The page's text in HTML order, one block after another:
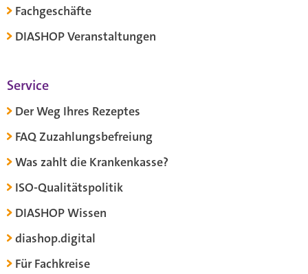
Fachgeschäfte
DIASHOP Veranstaltungen
Service
Der Weg Ihres Rezeptes
FAQ Zuzahlungsbefreiung
Was zahlt die Krankenkasse?
ISO-Qualitätspolitik
DIASHOP Wissen
diashop.digital
Für Fachkreise